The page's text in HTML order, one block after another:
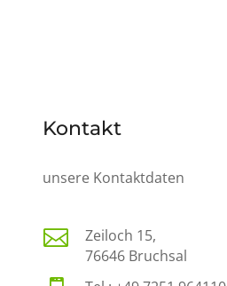
Kontakt
unsere Kontaktdaten

Zeiloch 15,
76646 Bruchsal